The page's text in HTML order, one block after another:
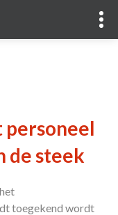
de steek
toegekend wordt